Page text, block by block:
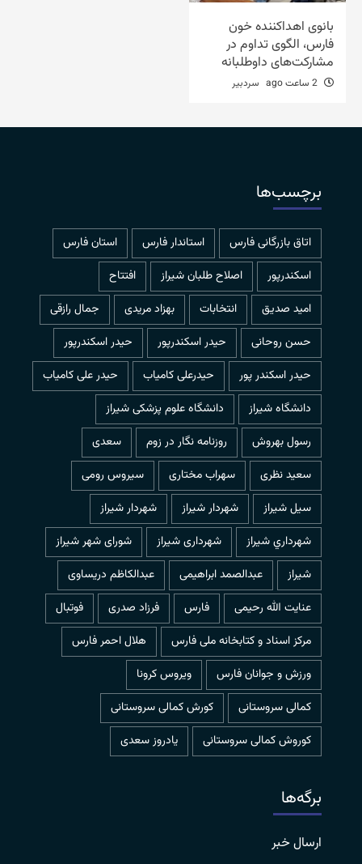
بانوی اهداکننده خون
فارس، الگوی تداوم در
مشارکت‌های داوطلبانه
سردبیر
برچسب‌ها
اتاق بازرگانی فارس استاندار فارس
استان فارس
اسکندرپور
اصلاح طلبان شیراز
افتتاح
امید صدیق
انتخابات بهزاد مریدی
جمال رازقی
حسن روحانی
حيدر اسكندرپور
حیدر اسکندرپور
حیدر اسکندر پور
حیدرعلی کامیاب
حیدر علی کامیاب
دانشگاه شیراز
دانشگاه علوم پزشکی شیراز
رسول بهروش
روزنامه نگار در زوم
سعدی
سعید نظری
سهراب مختاری
سیروس رومی
سیل شیراز
شهردار شيراز
شهردار شیراز
شهرداري شيراز
شهرداری شیراز
شورای شهر شیراز
شیراز
عبدالصمد ابراهیمی
عبدالکاظم دریساوی
عنایت الله رحیمی
فارس فرزاد صدری
فوتبال
مرکز اسناد و کتابخانه ملی فارس
هلال احمر فارس
ورزش و جوانان فارس
ویروس کرونا
کمالی سروستانی
کورش کمالی سروستانی
کوروش کمالی سروستانی
یادروز سعدی
برگه‌ها
ارسال خبر